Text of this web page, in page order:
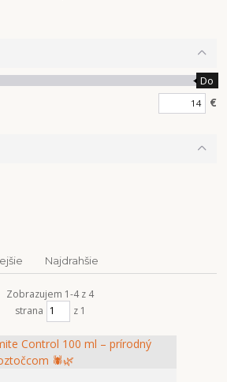
Do
€
Najdrahšie
Zobrazujem 1-4 z 4
strana
z 1